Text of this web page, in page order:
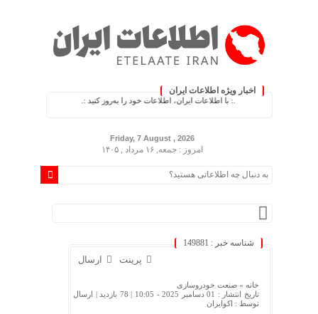
اخبار ویژه اطلاعات ایران
.: با اطلاعات ایران، اطلاعات خود را به‌روز کنید :.
Friday, 7 August , 2026
امروز : جمعه, ۱۶ مرداد , ۱۴۰۵
شناسه خبر : 149881
ارسال پرینت
خانه » صنعت خودروسازی
تاریخ انتشار : 01 دسامبر 2025 - 10:05 |
78 بازدید
| ارسال
توسط : اکوایران